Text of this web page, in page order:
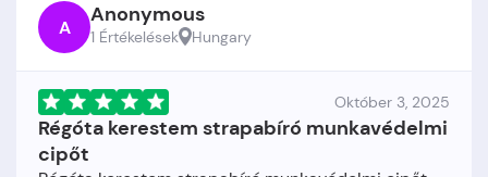
A Anonymous
1 Értékelések Hungary
Október 3, 2025
Régóta kerestem strapabíró munkavédelmi
cipőt